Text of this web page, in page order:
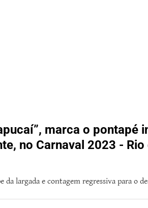
marca o pontapé
no Carnaval 2023 -
da largada e contagem regressiva para o